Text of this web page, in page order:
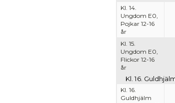
Kl. 14.
Ungdom E0,
Pojkar 12-16
år
Kl. 15.
Ungdom E0,
Flickor 12-16
år
Kl. 16.
Kl. 16.
Guldhjälm